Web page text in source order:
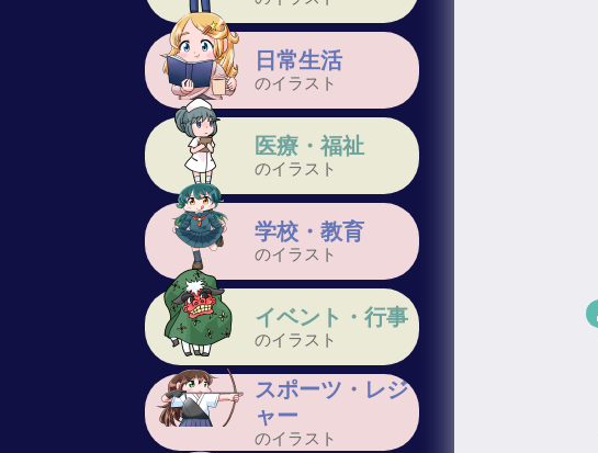
日常生活
のイラスト
医療・福祉
のイラスト
学校・教育
のイラスト
イベント・行事
のイラスト
スポーツ・レジ
ャー
のイラスト